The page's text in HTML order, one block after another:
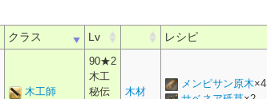
クラス Lv レシピ
木工師
90★2
木工
秘伝
木材
メンピサン原木×4